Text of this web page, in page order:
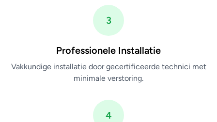
3
Professionele Installatie
Vakkundige installatie door gecertificeerde technici met
minimale verstoring.
4